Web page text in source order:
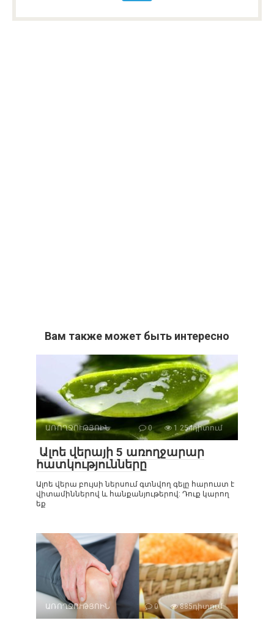
Вам также может быть интересно
ԱՌՈՂՋՈՒԹՅՈԻՆ 0 1 254դիտում
Ալոե վերայի 5 առողջարար
հատկությունները
Ալոե վերա բույսի ներսում գտնվող գելը հարուստ է
վիտամիններով և հանքանյութերով: Դուք կարող
եք
ԱՌՈՂՋՈՒԹՅՈԻՆ 0 885դիտում